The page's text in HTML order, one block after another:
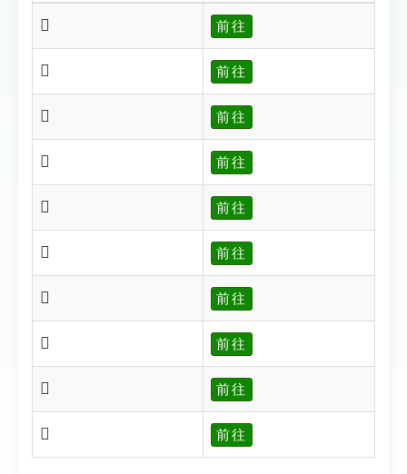
𤭒 前往
𤭕 前往
𤭌 前往
𤭍 前往
𤭏 前往
𤭐 前往
𤭑 前往
𤭓 前往
𤭔 前往
𤭎 前往